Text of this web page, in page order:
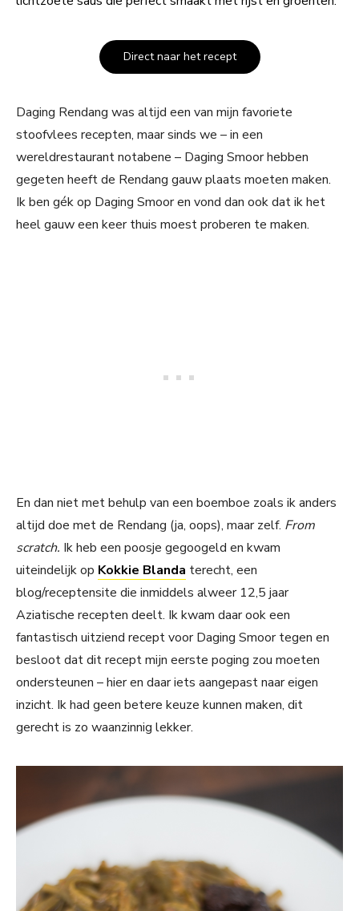
Direct naar het recept
Daging Rendang was altijd een van mijn favoriete
stoofvlees recepten, maar sinds we – in een
wereldrestaurant notabene – Daging Smoor hebben
gegeten heeft de Rendang gauw plaats moeten maken.
Ik ben gék op Daging Smoor en vond dan ook dat ik het
heel gauw een keer thuis moest proberen te maken.
En dan niet met behulp van een boemboe zoals ik anders
altijd doe met de Rendang (ja, oops), maar zelf. From
scratch. Ik heb een poosje gegoogeld en kwam
uiteindelijk op Kokkie Blanda terecht, een
blog/receptensite die inmiddels alweer 12,5 jaar
Aziatische recepten deelt. Ik kwam daar ook een
fantastisch uitziend recept voor Daging Smoor tegen en
besloot dat dit recept mijn eerste poging zou moeten
ondersteunen – hier en daar iets aangepast naar eigen
inzicht. Ik had geen betere keuze kunnen maken, dit
gerecht is zo waanzinnig lekker.